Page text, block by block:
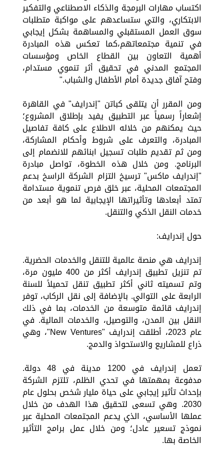
اكتساب مهارات البرمجة والذكاء الاصطناعي والتفكير
الابتكاري، والتي ستساعدهم على مواكبة متطلبات
سوق العمل المستقبلي والمساهمة بشكل إيجابي
في تنمية مجتمعاتهم،كما تعكس هذه المبادرة
أهمية التعاون بين القطاع الخاص ومؤسسات
المجتمع المدني في تحقيق أثر تنموي مستدام،
وفتح آفاق جديدة أمام الأطفال والشباب."
ومن المقرر أن يتلقى كباتن "إندرايف" في القاهرة
إشعاراً رسمياً عبر التطبيق يفيد بإطلاق المشروع؛
حيث يمكنهم من خلاله الاطلاع على كافة تفاصيل
المبادرة، والتعرف على شروط وأحكام المشاركة،
ومن ثم تقديم طلبات تسجيل ابنائهم للانضمام إلى
البرنامج. ومن خلال هذه الخطوة، تواصل مبادرة
"إندرايف ماكس" ترسيخ التزام الشركة الراسخ بدعم
المجتمعات المحلية، عبر خلق فرص تنموية مستدامة
تمتد أبعادها وتأثيراتها الإيجابية لما هو أبعد من
خدمات النقل الذكي والتنقل.
حول إندرايف:
إندرايف هي منصة عالمية للتنقل والخدمات الحضرية.
تم تنزيل تطبيق إندرايف أكثر من 400 مليون مرة،
وتم تسميته ثاني أكثر تطبيق تنقل تحميلاً للسنة
الرابعة على التوالي. بالإضافة إلى نقل الركاب، توفر
إندرايف قائمة متوسعة من الخدمات، بما في ذلك
النقل بين المدن، والتوصيل، والخدمات المالية. في
عام 2023، أطلقت إندرايف "New Ventures"، وهي
ذراع للمشاريع والاستحواذ والدمج.
تعمل إندرايف في 1200 مدينة في 48 دولة.
مدفوعة بمهمتها في تحدي الظلم، تلتزم الشركة
بإحداث تأثير إيجابي على حياة مليار شخص بحلول عام
2030. وهي تسعى لتحقيق هذا الهدف من خلال
عملها الأساسي، الذي يدعم المجتمعات المحلية عبر
نموذج تسعير عادل؛ ومن خلال عمل برامج التأثير
الخاصة بها.